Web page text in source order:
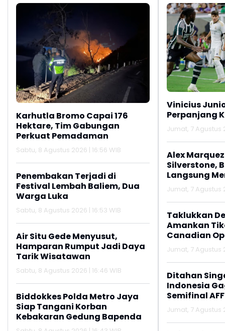
Karhutla Bromo Capai 176
Hektare, Tim Gabungan
Perkuat Pemadaman
Sabtu, 8 Agustus 2026 | 16:56 WIB
Penembakan Terjadi di
Festival Lembah Baliem, Dua
Warga Luka
Sabtu, 8 Agustus 2026 | 16:53 WIB
Air Situ Gede Menyusut,
Hamparan Rumput Jadi Daya
Tarik Wisatawan
Sabtu, 8 Agustus 2026 | 16:46 WIB
Biddokkes Polda Metro Jaya
Siap Tangani Korban
Kebakaran Gedung Bapenda
Vinicius
Perpanjang
Jumat, 7 Agustus
Alex
Silverstone,
Langsung
Jumat, 7 Agustus
Taklukkan
Amankan
Canadian
Jumat, 7 Agustus
Ditahan
Indonesia
Semifinal
Jumat, 7 Agustus